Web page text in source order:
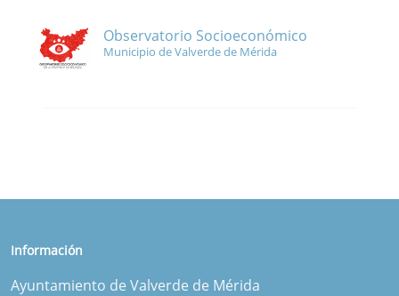
Observatorio Socioeconómico
Municipio de Valverde de Mérida
Información
Ayuntamiento de Valverde de Mérida